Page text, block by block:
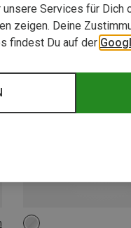
Services für Dich
zeigen. Deine
findest Du auf der